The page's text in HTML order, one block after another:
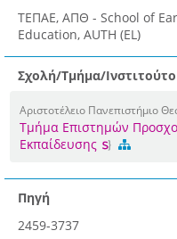
ΤΕΠΑΕ, ΑΠΘ - School of
Education, AUTH (EL)
Σχολή/Τμήμα/Ινστιτούτο
Αριστοτέλειο Πανεπιστήμιο
Τμήμα Επιστημών
Εκπαίδευσης
Πηγή
2459-3737